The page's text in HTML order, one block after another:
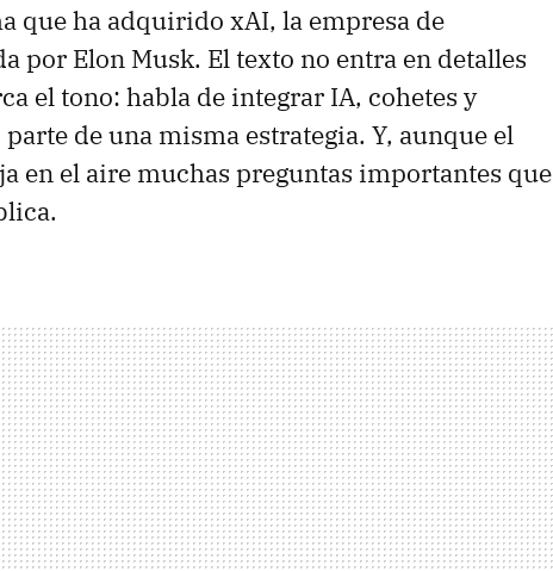
que ha adquirido xAI, la empresa de
por Elon Musk. El texto no entra en detalles
el tono: habla de integrar IA, cohetes y
de una misma estrategia. Y, aunque el
en el aire muchas preguntas importantes que